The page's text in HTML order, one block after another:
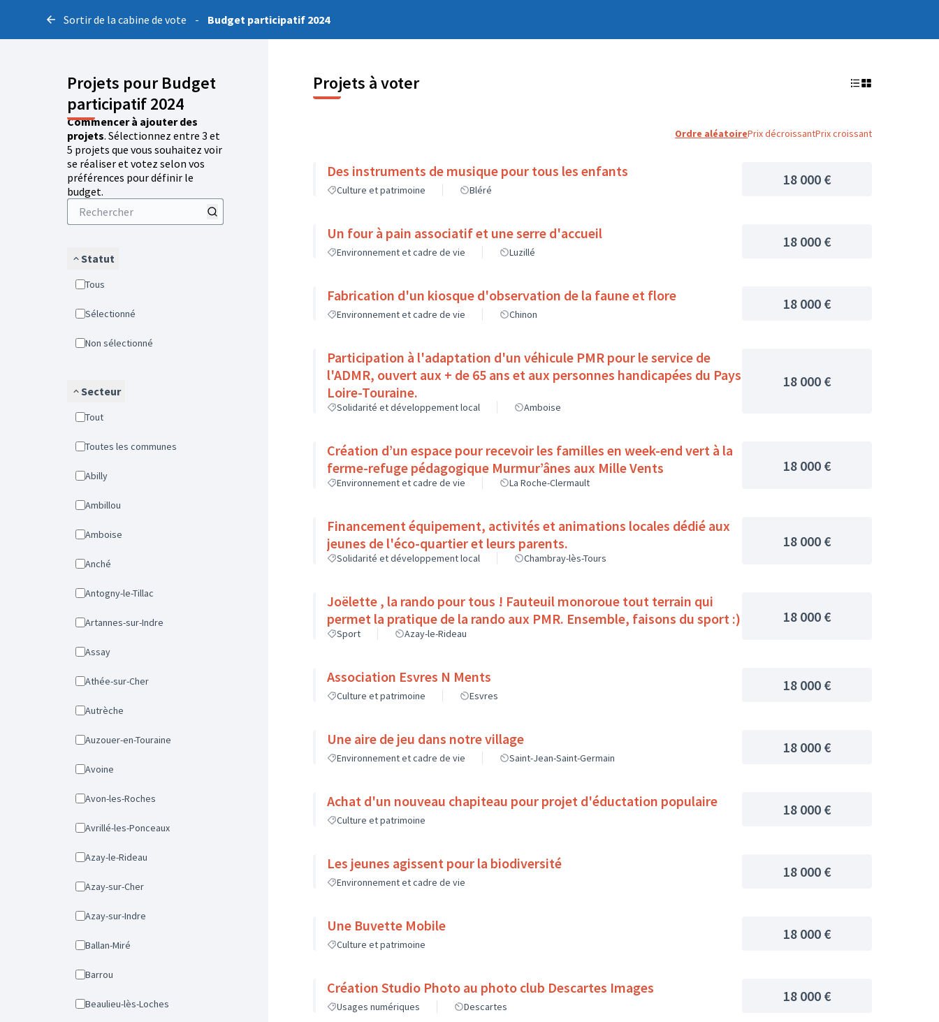
Sortir de la cabine de vote - Budget participatif 2024
Projets pour Budget
participatif 2024
Commencer à ajouter des
projets. Sélectionnez entre 3 et
5 projets que vous souhaitez voir
se réaliser et votez selon vos
préférences pour définir le
budget.
Statut
Tous
Sélectionné
Non sélectionné
Secteur
Tout
Toutes les communes
Abilly
Ambillou
Amboise
Anché
Antogny-le-Tillac
Artannes-sur-Indre
Assay
Athée-sur-Cher
Autrèche
Auzouer-en-Touraine
Avoine
Avon-les-Roches
Avrillé-les-Ponceaux
Azay-le-Rideau
Azay-sur-Cher
Azay-sur-Indre
Ballan-Miré
Barrou
Beaulieu-lès-Loches
Projets à voter
Ordre aléatoirePrix décroissantPrix croissant
Des instruments de musique pour tous les enfants
Culture et patrimoine Bléré
18 000 €
Un four à pain associatif et une serre d'accueil
Environnement et cadre de vie Luzillé
18 000 €
Fabrication d'un kiosque d'observation de la faune et flore
Environnement et cadre de vie Chinon
18 000 €
Participation à l'adaptation d'un véhicule PMR pour le service de
l'ADMR, ouvert aux + de 65 ans et aux personnes handicapées du Pays
Loire-Touraine.
Solidarité et développement local Amboise
18 000 €
Création d’un espace pour recevoir les familles en week-end vert à la
ferme-refuge pédagogique Murmur’ânes aux Mille Vents
Environnement et cadre de vie La Roche-Clermault
18 000 €
Financement équipement, activités et animations locales dédié aux
jeunes de l'éco-quartier et leurs parents.
Solidarité et développement local Chambray-lès-Tours
18 000 €
Joëlette , la rando pour tous ! Fauteuil monoroue tout terrain qui
permet la pratique de la rando aux PMR. Ensemble, faisons du sport :)
Sport Azay-le-Rideau
18 000 €
Association Esvres N Ments
Culture et patrimoine Esvres
18 000 €
Une aire de jeu dans notre village
Environnement et cadre de vie Saint-Jean-Saint-Germain
18 000 €
Achat d'un nouveau chapiteau pour projet d'éductation populaire
Culture et patrimoine
18 000 €
Les jeunes agissent pour la biodiversité
Environnement et cadre de vie
18 000 €
Une Buvette Mobile
Culture et patrimoine
18 000 €
Création Studio Photo au photo club Descartes Images
Usages numériques Descartes
18 000 €